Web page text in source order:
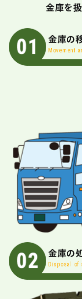
金庫を
金庫の
Movement
金庫の
Disposal of